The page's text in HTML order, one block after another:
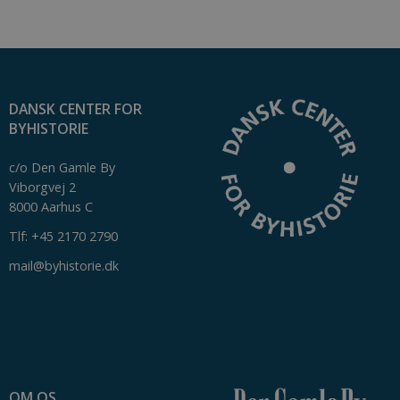
DANSK CENTER FOR
BYHISTORIE
c/o Den Gamle By
Viborgvej 2
8000 Aarhus C
Tlf: +45 2170 2790
mail@byhistorie.dk
Script.com
Udløb Beskrivelse